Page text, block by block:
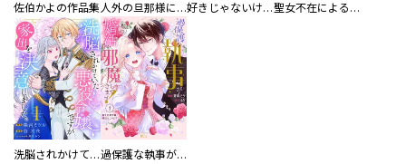
佐伯かよの作品集 人外の旦那様に娶られ毎晩ナカまで愛される…。アンソロジー 好きじゃないけど、抱いてください【電子単行本版／特典おまけ付き】 聖女不在による仮初め婚なのに、不器用な王太子に溺愛されています【電子単行本版／特典おまけ付き】
洗脳されかけていた悪役令嬢ですが家出を決意しました。【電子単行本版／特典おまけ付き】 過保護な執事が私の婚活を邪魔してきます！ 分冊版